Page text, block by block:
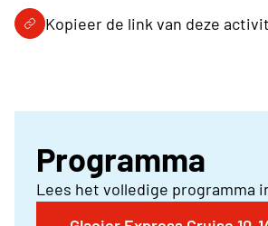
Kopieer de link van deze
Programma
Lees het volledige programma